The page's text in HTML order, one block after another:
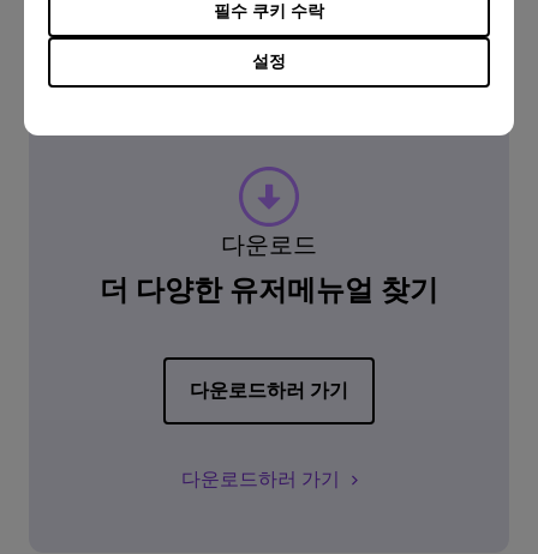
설정
필수 쿠키 수락
알아보러 가기
다운로드
더 다양한 유저메뉴얼 찾기
다운로드하러 가기
다운로드하러 가기